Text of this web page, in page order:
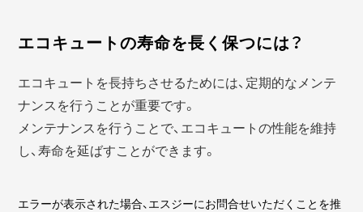
エコキュートの寿命を長く保つには？
エコキュートを長持ちさせるためには、定期的なメンテ
ナンスを行うことが重要です。
メンテナンスを行うことで、エコキュートの性能を維持
し、寿命を延ばすことができます。
エラーが表示された場合、エスジーにお問合せいただくことを推